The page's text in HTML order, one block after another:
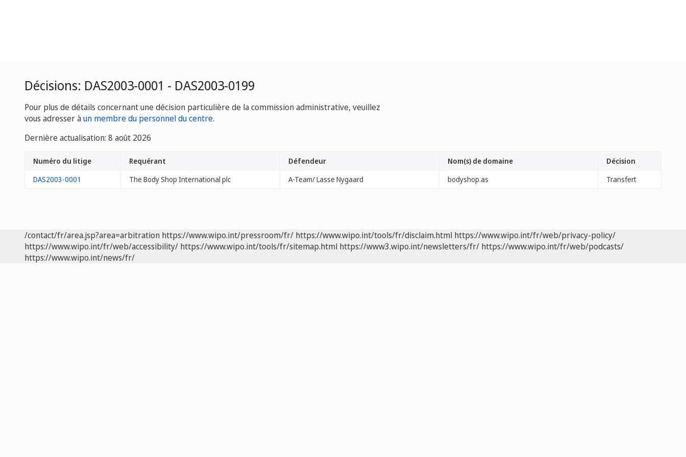
Décisions: DAS2003-0001 - DAS2003-0199
Pour plus de détails concernant une décision particulière de la commission administrative, veuillez
vous adresser àun membre du personnel du centre.
Dernière actualisation: 8 août 2026
Numéro du litige Requérant Défendeur Nom(s) de domaine
Décision
DAS2003-0001
The Body Shop International plc A-Team/ Lasse Nygaard bodyshop.as Transfert
/contact/fr/area.jsp?area=arbitration https://www.wipo.int/pressroom/fr/ https://www.wipo.int/tools/fr/disclaim.html https://www.wipo.int/fr/web/privacy-policy/
https://www.wipo.int/fr/web/accessibility/ https://www.wipo.int/tools/fr/sitemap.html https://www3.wipo.int/newsletters/fr/ https://www.wipo.int/fr/web/podcasts/
https://www.wipo.int/news/fr/